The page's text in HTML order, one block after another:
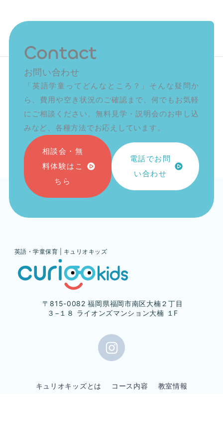
Contact
お問い合わせ
「英語学童ってどんなところ？」そんな疑問か
ら、費用や空き状況のご確認まで、何でもお気軽
にご相談ください。無料見学・説明会のお申し込
みなど、各種方法でお応えしています。
相談会・無
料体験はこ
ちら
電話でお問
い合わせ
英語・学童保育 | キュリオキッズ
〒815-0082 福岡県福岡市南区大楠２丁目
３−１８ ライオンズマンション大楠 １F
キュリオキッズとは コース内容
教室情報